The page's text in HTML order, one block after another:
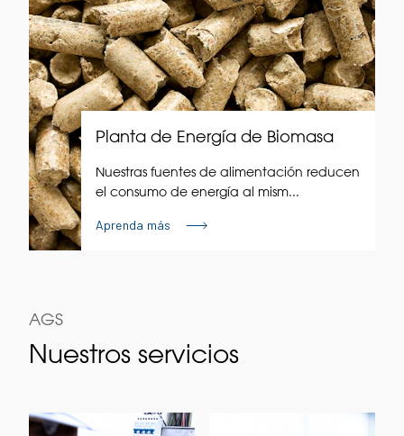
Planta de Energía de Biomasa
Nuestras fuentes de alimentación reducen
el consumo de energía al mism...
Aprenda más
Nuestros servicios
AGS